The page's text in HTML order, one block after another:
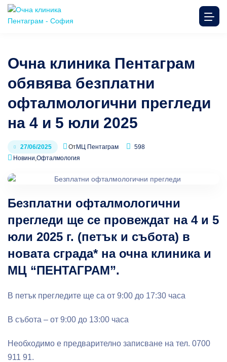
Очна клиника Пентаграм
обявява безплатни
офталмологични прегледи
на 4 и 5 юли 2025
27/06/2025 ОтМЦ Пентаграм
598
Новини,Офталмология
Безплатни офталмологични
прегледи ще се провеждат на 4 и 5
юли 2025 г. (петък и събота) в
новата сграда*на очна клиника и
МЦ “ПЕНТАГРАМ”.
В петък прегледите ще са от 9:00 до 17:30 часа
В събота – от 9:00 до 13:00 часа
Необходимо е предварително записване на тел. 0700
911 91.